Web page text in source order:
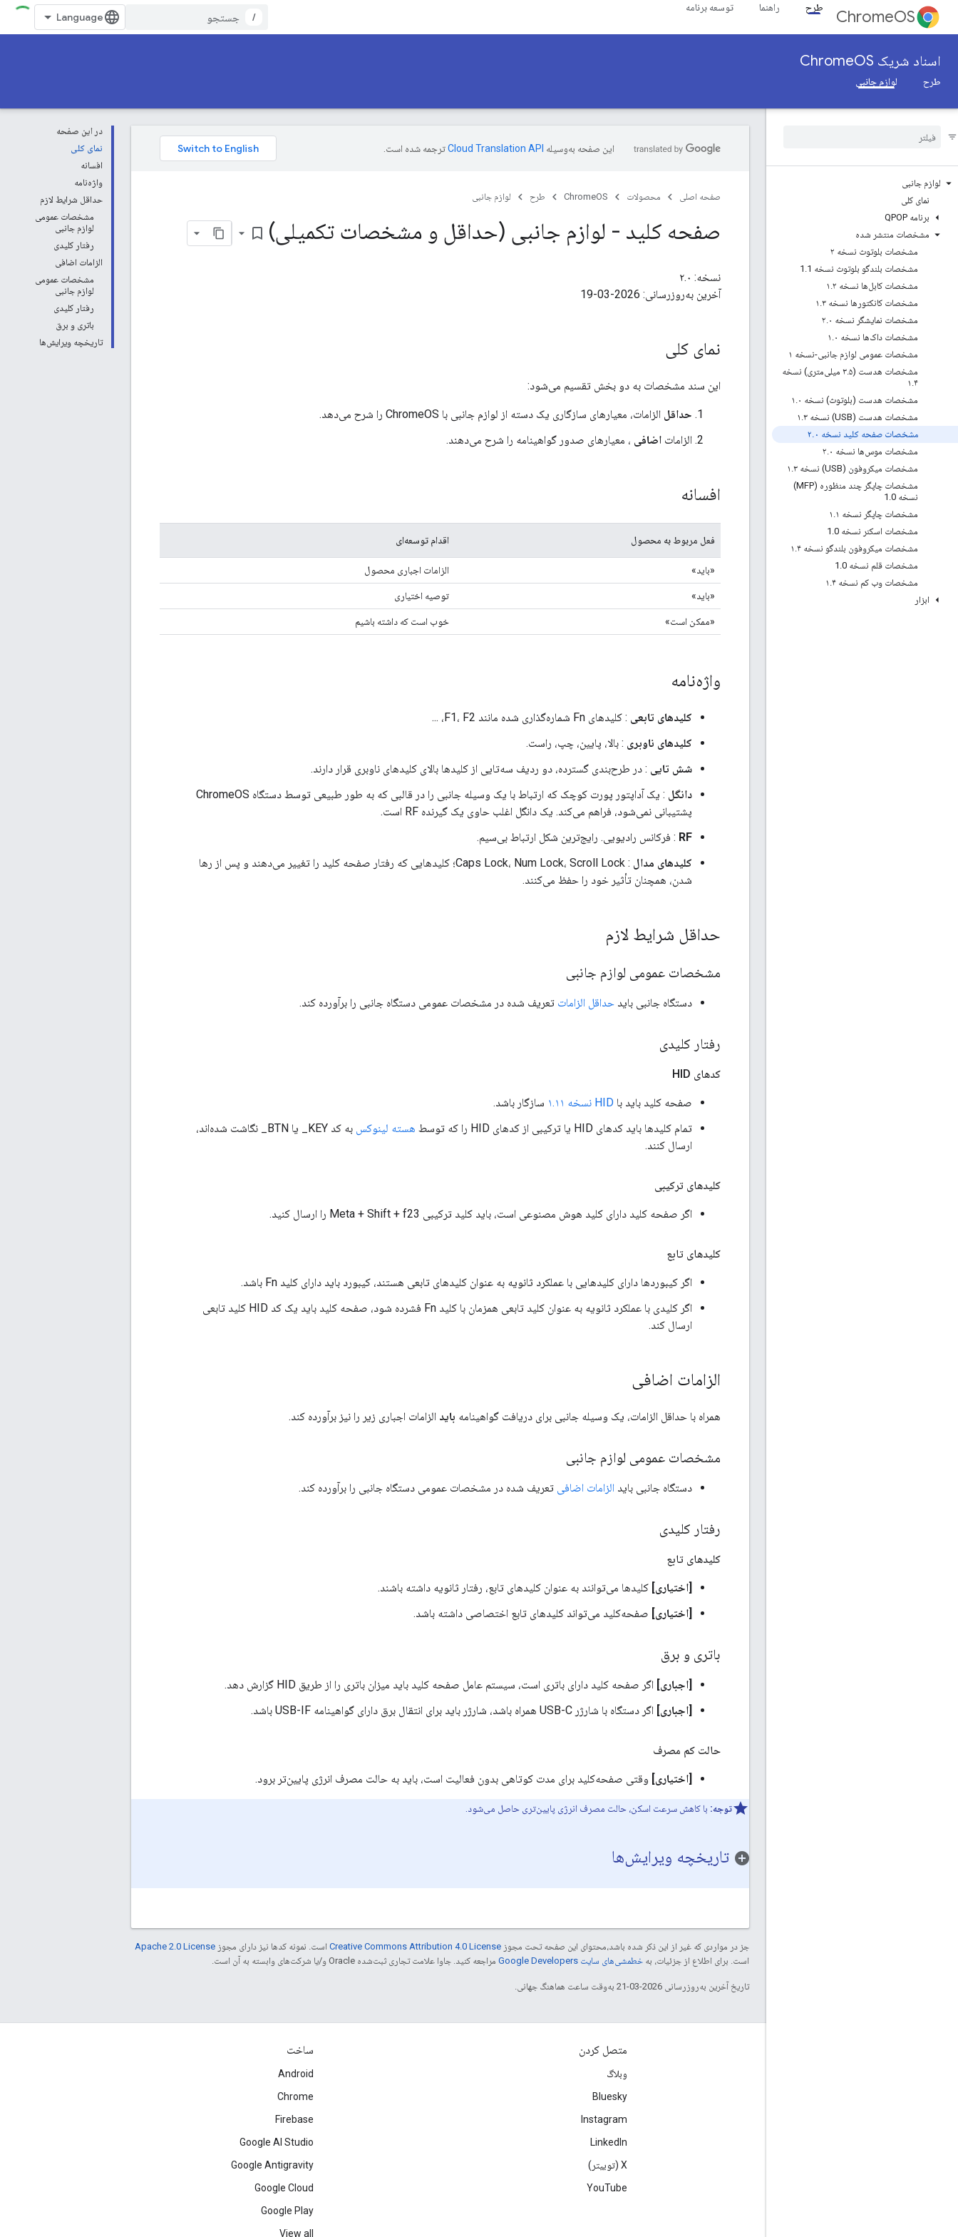
ChromeOS طرح راهنما توسعه برنامه
/
اسناد شریک ChromeOS
طرح لوازم جانبی
لوازم جانبی
نمای کلی
برنامه QPOP
مشخصات منتشر شده
مشخصات بلوتوث نسخه ۲
مشخصات بلندگو بلوتوث نسخه 1
.1
مشخصات کابل‌ها نسخه ۱
.۲
مشخصات کانکتورها نسخه ۱
.۳
مشخصات نمایشگر نسخه ۲
.۰
مشخصات داک‌ها نسخه ۱
.۰
مشخصات عمومی لوازم جانبی-نسخه ۱
مشخصات هدست (۳ .
۵ میلی‌متری) نسخه
۱ .۴
مشخصات هدست (بلوتوث) نسخه ۱
.۰
مشخصات هدست (USB) نسخه ۱
.۳
مشخصات صفحه کلید نسخه ۲
. ۰
مشخصات موس‌ها نسخه ۲
.۰
مشخصات میکروفون (USB) نسخه ۱
.۳
مشخصات چاپگر چند منظوره (MFP)
نسخه 1
.0
مشخصات چاپگر نسخه ۱
.۱
مشخصات اسکنر نسخه 1
.0
مشخصات میکروفون بلندگو نسخه ۱
.۴
مشخصات قلم نسخه 1
.0
مشخصات وب کم نسخه ۱
.۴
ابزار
در این صفحه
نمای کلی
افسانه
واژه‌نامه
حداقل شرایط لازم
مشخصات عمومی
لوازم جانبی
رفتار کلیدی
الزامات اضافی
مشخصات عمومی
لوازم جانبی
رفتار کلیدی
باتری و برق
تاریخچه ویرایش‌ها
این صفحه به‌وسیله ترجمه شده است.
صفحه اصلی محصولات ChromeOS طرح لوازم جانبی
صفحه کلید - لوازم جانبی (حداقل و مشخصات تکمیلی) bookmark_border
نسخه: ۲.۰
آخرین به‌روزرسانی: 2026-03-19
نمای کلی
این سند مشخصات به دو بخش تقسیم می‌شود:
حداقل الزامات، معیارهای سازگاری یک دسته از لوازم جانبی با ChromeOS را شرح می‌دهد.
الزامات اضافی ، معیارهای صدور گواهینامه را شرح می‌دهند.
افسانه
فعل مربوط به محصول اقدام توسعه‌ای
«باید» الزامات اجباری محصول
«باید» توصیه اختیاری
«ممکن است» خوب است که داشته باشیم
واژه‌نامه
کلیدهای تابعی : کلیدهای Fn شماره‌گذاری شده مانند F1، F2، ...
کلیدهای ناوبری : بالا، پایین، چپ، راست.
شش تایی : در طرح‌بندی گسترده، دو ردیف سه‌تایی از کلیدها بالای کلیدهای ناوبری قرار دارند.
دانگل
: یک آداپتور پورت کوچک که ارتباط با یک وسیله جانبی را در قالبی که به طور طبیعی توسط دستگاه ChromeOS
پشتیبانی نمی‌شود، فراهم می‌کند. یک دانگل اغلب حاوی یک گیرنده RF است.
RF : فرکانس رادیویی. رایج‌ترین شکل ارتباط بی‌سیم.
کلیدهای مدال
: Caps Lock، Num Lock، Scroll Lock؛ کلیدهایی که رفتار صفحه کلید را تغییر می‌دهند و پس از رها
شدن، همچنان تأثیر خود را حفظ می‌کنند.
حداقل شرایط لازم
مشخصات عمومی لوازم جانبی
دستگاه جانبی باید حداقل الزامات تعریف شده در مشخصات عمومی دستگاه جانبی را برآورده کند.
رفتار کلیدی
کدهای HID
صفحه کلید باید با HID نسخه ۱.۱۱
سازگار باشد.
تمام کلیدها باید کدهای HID یا ترکیبی از کدهای HID را که توسط
هسته لینوکس
به کد KEY_ یا BTN_ نگاشت شده‌اند،
ارسال کنند.
کلیدهای ترکیبی
اگر صفحه کلید دارای کلید هوش مصنوعی است، باید کلید ترکیبی Meta + Shift + f23 را ارسال کنید.
کلیدهای تابع
اگر کیبوردها دارای کلیدهایی با عملکرد ثانویه به عنوان کلیدهای تابعی هستند، کیبورد باید دارای کلید Fn باشد.
اگر کلیدی با عملکرد ثانویه به عنوان کلید تابعی همزمان با کلید Fn فشرده شود، صفحه کلید باید یک کد HID کلید تابعی
ارسال کند.
الزامات اضافی
همراه با حداقل الزامات، یک وسیله جانبی برای دریافت گواهینامه باید الزامات اجباری زیر را نیز برآورده کند.
مشخصات عمومی لوازم جانبی
دستگاه جانبی باید الزامات اضافی تعریف شده در مشخصات عمومی دستگاه جانبی را برآورده کند.
رفتار کلیدی
کلیدهای تابع
[اختیاری] کلیدها می‌توانند به عنوان کلیدهای تابع، رفتار ثانویه داشته باشند.
[اختیاری] صفحه‌کلید می‌تواند کلیدهای تابع اختصاصی داشته باشد.
باتری و برق
[اجباری] اگر صفحه کلید دارای باتری است، سیستم عامل صفحه کلید باید میزان باتری را از طریق HID گزارش دهد.
[اجباری] اگر دستگاه با شارژر USB-C همراه باشد، شارژر باید برای انتقال برق دارای گواهینامه USB-IF باشد.
حالت کم مصرف
[اختیاری] وقتی صفحه‌کلید برای مدت کوتاهی بدون فعالیت است، باید به حالت مصرف انرژی پایین‌تر برود.
توجه: با کاهش سرعت اسکن، حالت مصرف انرژی پایین‌تری حاصل می‌شود.
تاریخچه ویرایش‌ها
جز در مواردی که غیر از این ذکر شده باشد،‌محتوای این صفحه تحت مجوز Creative Commons Attribution 4.0 License است. نمونه کدها نیز دارای مجوز Apache 2.0 License
است. برای اطلاع از جزئیات، به خطمشی‌های سایت Google Developers‏ مراجعه کنید. جاوا علامت تجاری ثبت‌شده Oracle و/یا شرکت‌های وابسته به آن است.
تاریخ آخرین به‌روزرسانی 2026-03-21 به‌وقت ساعت هماهنگ جهانی.
متصل کردن
وبلاگ
Bluesky
Instagram
LinkedIn
‫X (توییتر)
YouTube
ساخت
Android
Chrome
Firebase
Google AI Studio
Google Antigravity
Google Cloud
Google Play
View all